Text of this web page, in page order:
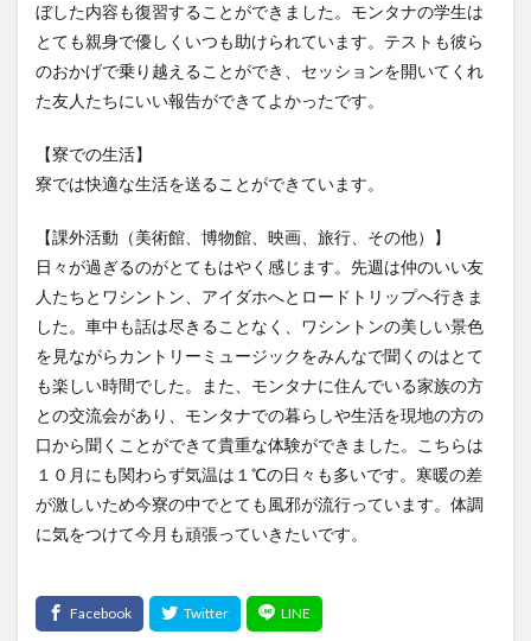
ぼした内容も復習することができました。モンタナの学生は
とても親身で優しくいつも助けられています。テストも彼ら
のおかげで乗り越えることができ、セッションを開いてくれ
た友人たちにいい報告ができてよかったです。
【寮での生活】
寮では快適な生活を送ることができています。
【課外活動（美術館、博物館、映画、旅行、その他）】
日々が過ぎるのがとてもはやく感じます。先週は仲のいい友
人たちとワシントン、アイダホへとロードトリップへ行きま
した。車中も話は尽きることなく、ワシントンの美しい景色
を見ながらカントリーミュージックをみんなで聞くのはとて
も楽しい時間でした。また、モンタナに住んでいる家族の方
との交流会があり、モンタナでの暮らしや生活を現地の方の
口から聞くことができて貴重な体験ができました。こちらは
１０月にも関わらず気温は１℃の日々も多いです。寒暖の差
が激しいため今寮の中でとても風邪が流行っています。体調
に気をつけて今月も頑張っていきたいです。